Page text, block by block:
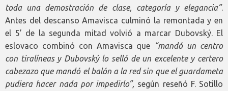
toda una demostración de clase, categoría y elegancia”.
Antes del descanso Amavisca culminó la remontada y en
el 5’ de la segunda mitad volvió a marcar Dubovský. El
eslovaco combinó con Amavisca que
“mandó un centro
con tiralíneas y Dubovský lo selló de un excelente y certero
cabezazo que mandó el balón a la red sin que el guardameta
pudiera hacer nada por impedirlo”, según reseñó F. Sotillo